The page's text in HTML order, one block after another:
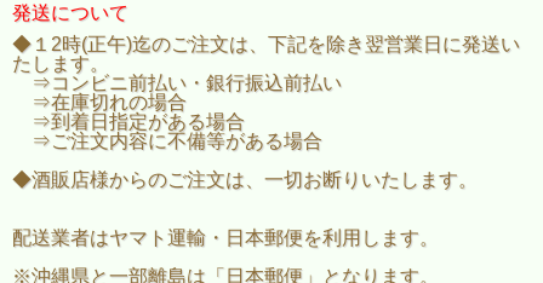
発送について
◆１2時(正午)迄のご注文は、下記を除き翌営業日に発送い
たします。
⇒コンビニ前払い・銀行振込前払い
⇒在庫切れの場合
⇒到着日指定がある場合
⇒ご注文内容に不備等がある場合
◆酒販店様からのご注文は、一切お断りいたします。
配送業者はヤマト運輸・日本郵便を利用します。
※沖縄県と一部離島は「日本郵便」となります。